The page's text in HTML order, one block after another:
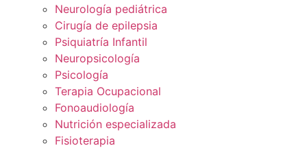
Neurología pediátrica
Cirugía de epilepsia
Psiquiatría Infantil
Neuropsicología
Psicología
Terapia Ocupacional
Fonoaudiología
Nutrición especializada
Fisioterapia